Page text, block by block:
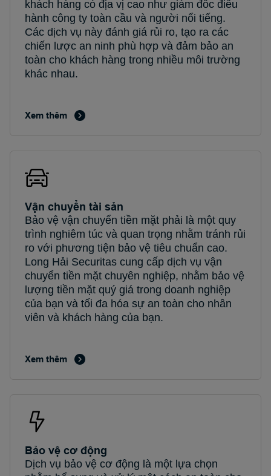
khách hàng có địa vị cao như giám đốc điều
hành công ty toàn cầu và người nổi tiếng.
Các dịch vụ này đánh giá rủi ro, tạo ra các
chiến lược an ninh phù hợp và đảm bảo an
toàn cho khách hàng trong nhiều môi trường
khác nhau.
Xem thêm
Vận chuyển tài sản
Bảo vệ vận chuyển tiền mặt phải là một quy
trình nghiêm túc và quan trọng nhằm tránh rủi
ro với phương tiện bảo vệ tiêu chuẩn cao.
Long Hải Securitas cung cấp dịch vụ vận
chuyển tiền mặt chuyên nghiệp, nhằm bảo vệ
lượng tiền mặt quý giá trong doanh nghiệp
của bạn và tối đa hóa sự an toàn cho nhân
viên và khách hàng của bạn.
Xem thêm
Bảo vệ cơ động
Dịch vụ bảo vệ cơ động là một lựa chọn